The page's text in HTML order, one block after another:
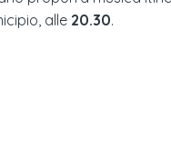
alle 20.30.